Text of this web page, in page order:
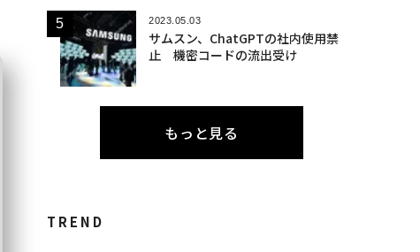
2023.05.03
サムスン、ChatGPTの社内使用禁
止 機密コードの流出受け
もっと見る
TREND